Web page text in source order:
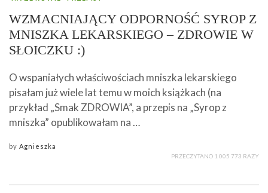
WZMACNIAJĄCY ODPORNOŚĆ SYROP Z
MNISZKA LEKARSKIEGO – ZDROWIE W
SŁOICZKU :)
O wspaniałych właściwościach mniszka lekarskiego
pisałam już wiele lat temu w moich książkach (na
przykład „Smak ZDROWIA”, a przepis na „Syrop z
mniszka” opublikowałam na …
by Agnieszka
PRZECZYTANO 1 005 773 RAZY